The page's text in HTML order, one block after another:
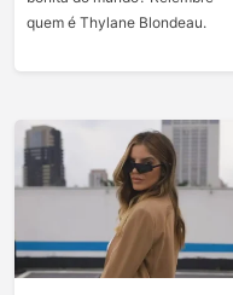
quem é Thylane Blondeau.